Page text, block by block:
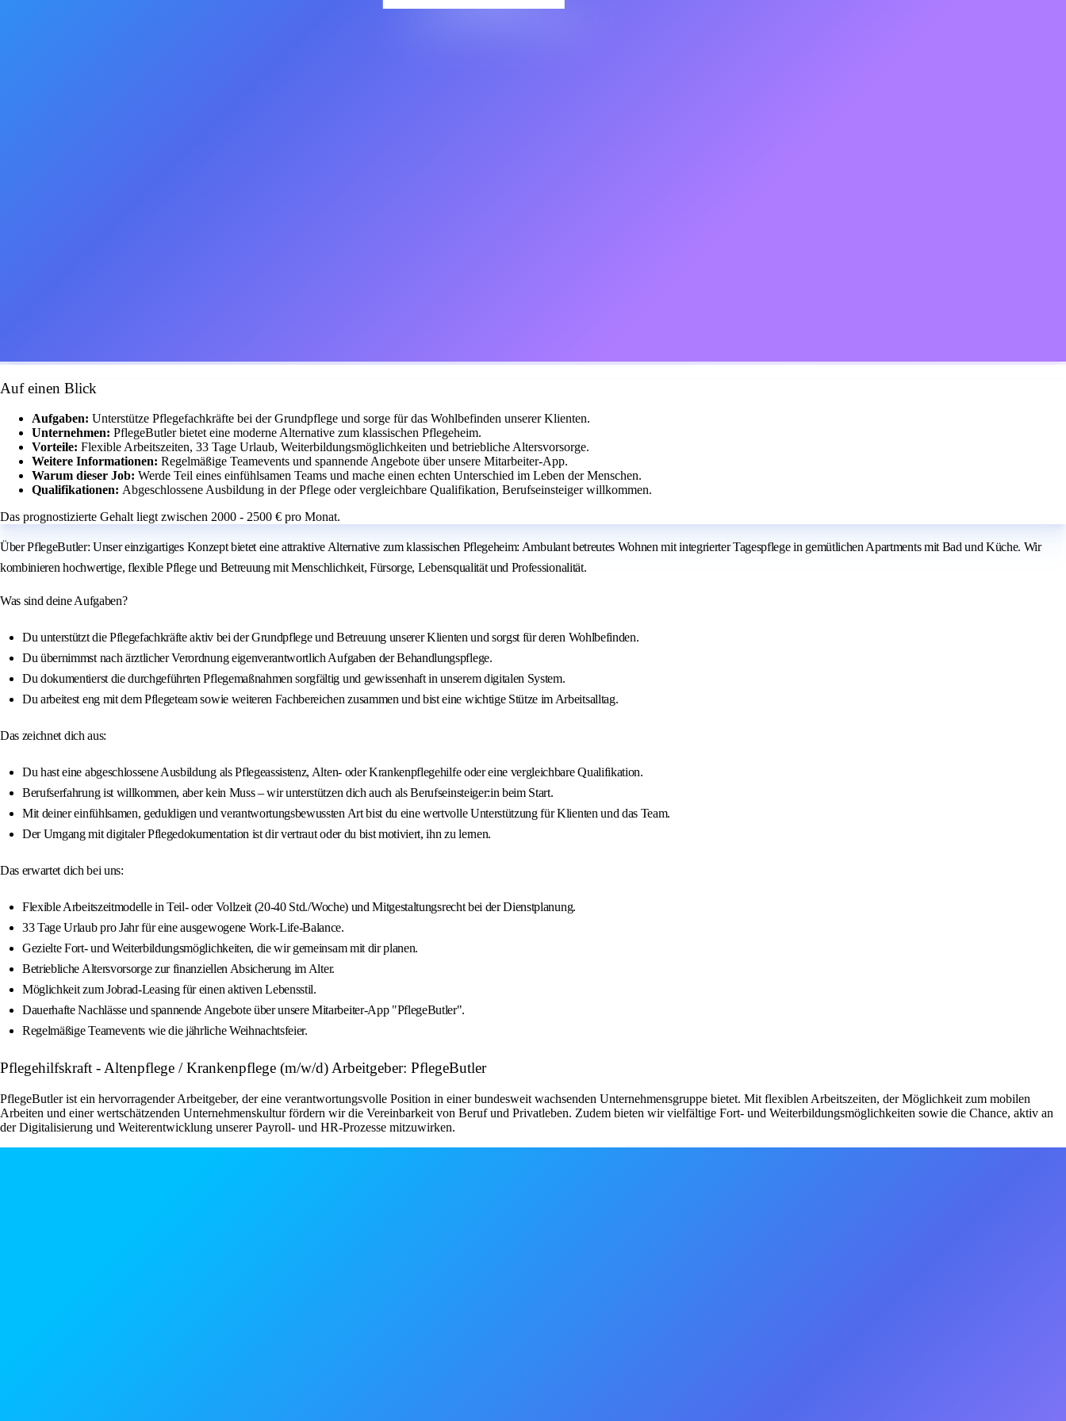
Auf einen Blick
Aufgaben: Unterstütze Pflegefachkräfte bei der Grundpflege und sorge für das Wohlbefinden unserer Klienten.
Unternehmen: PflegeButler bietet eine moderne Alternative zum klassischen Pflegeheim.
Vorteile: Flexible Arbeitszeiten, 33 Tage Urlaub, Weiterbildungsmöglichkeiten und betriebliche Altersvorsorge.
Weitere Informationen: Regelmäßige Teamevents und spannende Angebote über unsere Mitarbeiter-App.
Warum dieser Job: Werde Teil eines einfühlsamen Teams und mache einen echten Unterschied im Leben der Menschen.
Qualifikationen: Abgeschlossene Ausbildung in der Pflege oder vergleichbare Qualifikation, Berufseinsteiger willkommen.
Das prognostizierte Gehalt liegt zwischen 2000 - 2500 € pro Monat.
Über PflegeButler: Unser einzigartiges Konzept bietet eine attraktive Alternative zum klassischen Pflegeheim: Ambulant betreutes Wohnen mit integrierter Tagespflege in gemütlichen Apartments mit Bad und Küche. Wir
kombinieren hochwertige, flexible Pflege und Betreuung mit Menschlichkeit, Fürsorge, Lebensqualität und Professionalität.
Was sind deine Aufgaben?
Du unterstützt die Pflegefachkräfte aktiv bei der Grundpflege und Betreuung unserer Klienten und sorgst für deren Wohlbefinden.
Du übernimmst nach ärztlicher Verordnung eigenverantwortlich Aufgaben der Behandlungspflege.
Du dokumentierst die durchgeführten Pflegemaßnahmen sorgfältig und gewissenhaft in unserem digitalen System.
Du arbeitest eng mit dem Pflegeteam sowie weiteren Fachbereichen zusammen und bist eine wichtige Stütze im Arbeitsalltag.
Das zeichnet dich aus:
Du hast eine abgeschlossene Ausbildung als Pflegeassistenz, Alten- oder Krankenpflegehilfe oder eine vergleichbare Qualifikation.
Berufserfahrung ist willkommen, aber kein Muss – wir unterstützen dich auch als Berufseinsteiger:in beim Start.
Mit deiner einfühlsamen, geduldigen und verantwortungsbewussten Art bist du eine wertvolle Unterstützung für Klienten und das Team.
Der Umgang mit digitaler Pflegedokumentation ist dir vertraut oder du bist motiviert, ihn zu lernen.
Das erwartet dich bei uns:
Flexible Arbeitszeitmodelle in Teil- oder Vollzeit (20-40 Std./Woche) und Mitgestaltungsrecht bei der Dienstplanung.
33 Tage Urlaub pro Jahr für eine ausgewogene Work-Life-Balance.
Gezielte Fort- und Weiterbildungsmöglichkeiten, die wir gemeinsam mit dir planen.
Betriebliche Altersvorsorge zur finanziellen Absicherung im Alter.
Möglichkeit zum Jobrad-Leasing für einen aktiven Lebensstil.
Dauerhafte Nachlässe und spannende Angebote über unsere Mitarbeiter-App "PflegeButler".
Regelmäßige Teamevents wie die jährliche Weihnachtsfeier.
Pflegehilfskraft - Altenpflege / Krankenpflege (m/w/d) Arbeitgeber: PflegeButler
PflegeButler ist ein hervorragender Arbeitgeber, der eine verantwortungsvolle Position in einer bundesweit wachsenden Unternehmensgruppe bietet. Mit flexiblen Arbeitszeiten, der Möglichkeit zum mobilen
Arbeiten und einer wertschätzenden Unternehmenskultur fördern wir die Vereinbarkeit von Beruf und Privatleben. Zudem bieten wir vielfältige Fort- und Weiterbildungsmöglichkeiten sowie die Chance, aktiv an
der Digitalisierung und Weiterentwicklung unserer Payroll- und HR-Prozesse mitzuwirken.